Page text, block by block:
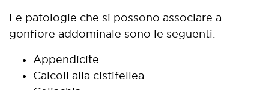
Le patologie che si possono associare a
gonfiore addominale sono le seguenti:
Appendicite
Calcoli alla cistifellea